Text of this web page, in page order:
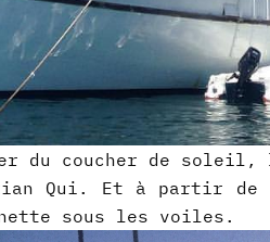
du coucher de soleil,
Qui. Et à partir de
sous les voiles.